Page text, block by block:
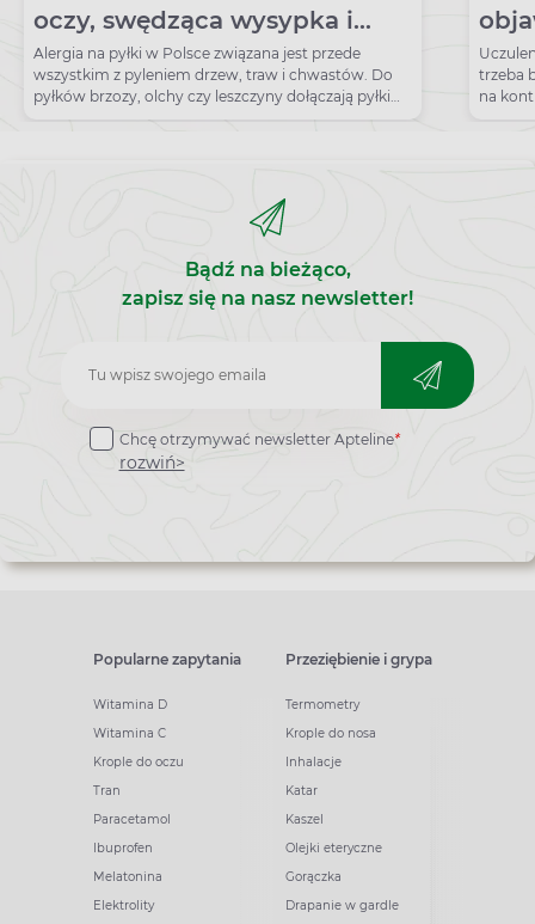
oczy, swędząca wysypka i
inne objawy. Ile trwa alergia
na pyłki?
Alergia na pyłki w Polsce związana jest przede
wszystkim z pyleniem drzew, traw i chwastów. Do
pyłków brzozy, olchy czy leszczyny dołączają pyłki
ambrozji.
trzeba
na
Bądź na bieżąco,
zapisz się na nasz newsletter!
Zapisz
newslettera
Chcę otrzymywać newsletter Apteline*
rozwiń>
Popularne zapytania
Witamina D
Witamina C
Krople do oczu
Tran
Paracetamol
Ibuprofen
Melatonina
Elektrolity
Przeziębienie i grypa
Termometry
Krople do nosa
Inhalacje
Katar
Kaszel
Olejki eteryczne
Gorączka
Drapanie w gardle